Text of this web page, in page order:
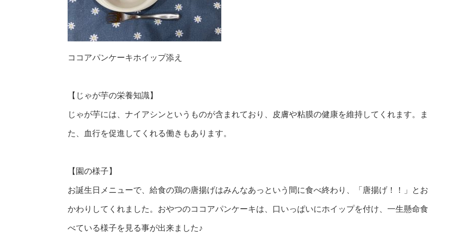
ココアパンケーキホイップ添え
【じゃが芋の栄養知識】
じゃが芋には、ナイアシンというものが含まれており、皮膚や粘膜の健康を維持してくれます。ま
た、血行を促進してくれる働きもあります。
【園の様子】
お誕生日メニューで、給食の鶏の唐揚げはみんなあっという間に食べ終わり、「唐揚げ！！」とお
かわりしてくれました。おやつのココアパンケーキは、口いっぱいにホイップを付け、一生懸命食
べている様子を見る事が出来ました♪